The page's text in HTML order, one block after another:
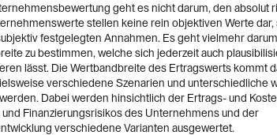
geht es nicht darum, den absolut
stellen keine rein objektiven Werte
festgelegten Annahmen. Es geht vielmehr
zu bestimmen, welche sich jederzeit auch
lässt. Die Wertbandbreite des Ertragswerts kommt
verschiedene Szenarien und unterschiedliche
Dabei werden hinsichtlich der Ertrags- und
und Finanzierungsrisikos des Unternehmens und der
verschiedene Varianten ausgewertet.